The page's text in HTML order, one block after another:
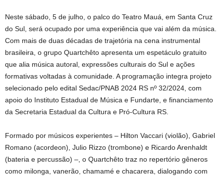
Neste sábado, 5 de julho, o palco do Teatro Mauá, em Santa Cruz
do Sul, será ocupado por uma experiência que vai além da música.
Com mais de duas décadas de trajetória na cena instrumental
brasileira, o grupo Quartchêto apresenta um espetáculo gratuito
que alia música autoral, expressões culturais do Sul e ações
formativas voltadas à comunidade. A programação integra projeto
selecionado pelo edital Sedac/PNAB 2024 RS nº 32/2024, com
apoio do Instituto Estadual de Música e Fundarte, e financiamento
da Secretaria Estadual da Cultura e Pró-Cultura RS.
Formado por músicos experientes – Hilton Vaccari (violão), Gabriel
Romano (acordeon), Julio Rizzo (trombone) e Ricardo Arenhaldt
(bateria e percussão) –, o Quartchêto traz no repertório gêneros
como milonga, vanerão, chamamé e chacarera, dialogando com